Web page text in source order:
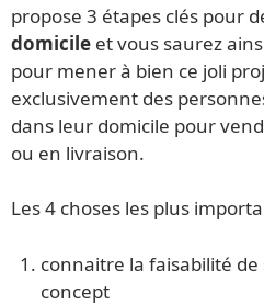
propose 3 étapes clés pour
domicile et vous saurez
pour mener à bien ce joli
exclusivement des
dans leur domicile pour
ou en livraison.
Les 4 choses les plus
connaitre la faisabilité
concept